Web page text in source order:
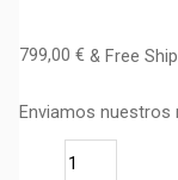
799,00 € & Free
Enviamos nuestros